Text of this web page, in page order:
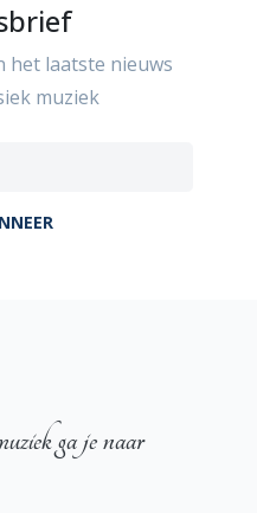
het laatste nieuws
muziek
ga je naar